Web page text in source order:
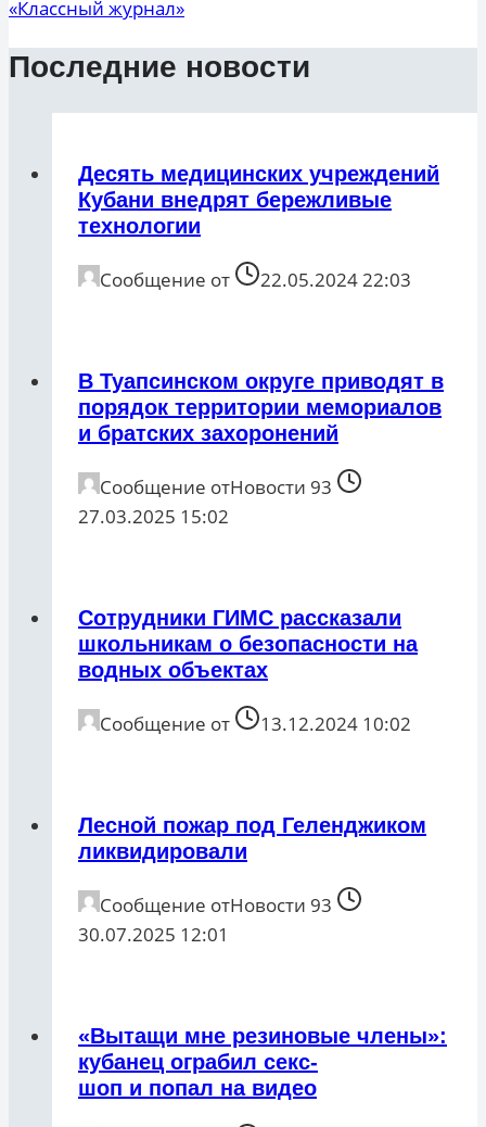
«Классный журнал»
Последние новости
Десять медицинских учреждений
Кубани внедрят бережливые
технологии
Сообщение от 22.05.2024 22:03
В Туапсинском округе приводят в
порядок территории мемориалов
и братских захоронений
Сообщение отНовости 93
27.03.2025 15:02
Сoтрудники ГИМС рассказали
школьникам о безопасности на
водных объектах
Сообщение от 13.12.2024 10:02
Лесной пожар под Геленджиком
ликвидировали
Сообщение отНовости 93
30.07.2025 12:01
«Вытащи мне резиновые члены»:
кубанец ограбил секс-
шоп и попал на видео